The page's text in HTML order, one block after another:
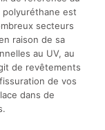
est
secteurs
raison de sa
au UV, au
de revêtements
de vos
dans de